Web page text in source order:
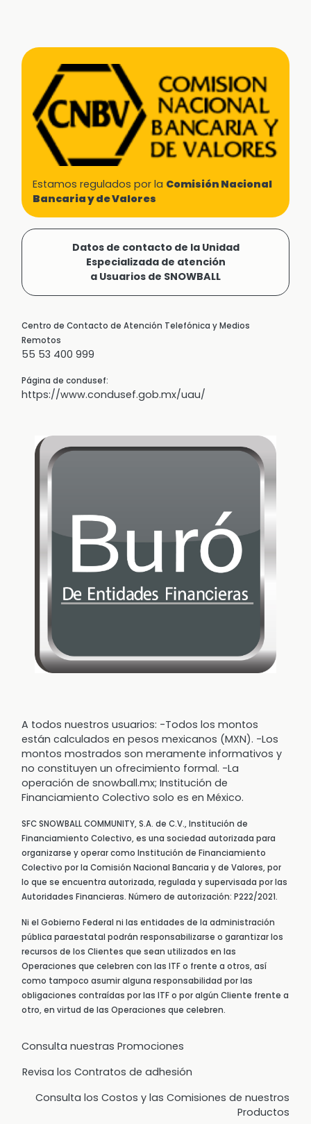
Estamos regulados por la Comisión Nacional
Bancaria y de Valores
Datos de contacto de la Unidad
Especializada de atención
a Usuarios de SNOWBALL
Centro de Contacto de Atención Telefónica y Medios
Remotos
55 53 400 999
Página de condusef:
https://www.condusef.gob.mx/uau/
A todos nuestros usuarios: -Todos los montos
están calculados en pesos mexicanos (MXN). -Los
montos mostrados son meramente informativos y
no constituyen un ofrecimiento formal. -La
operación de snowball.mx; Institución de
Financiamiento Colectivo solo es en México.
SFC SNOWBALL COMMUNITY, S.A. de C.V., Institución de
Financiamiento Colectivo, es una sociedad autorizada para
organizarse y operar como Institución de Financiamiento
Colectivo por la Comisión Nacional Bancaria y de Valores, por
lo que se encuentra autorizada, regulada y supervisada por las
Autoridades Financieras. Número de autorización: P222/2021.
Ni el Gobierno Federal ni las entidades de la administración
pública paraestatal podrán responsabilizarse o garantizar los
recursos de los Clientes que sean utilizados en las
Operaciones que celebren con las ITF o frente a otros, así
como tampoco asumir alguna responsabilidad por las
obligaciones contraídas por las ITF o por algún Cliente frente a
otro, en virtud de las Operaciones que celebren.
Consulta nuestras Promociones
Revisa los Contratos de adhesión
Consulta los Costos y las Comisiones de nuestros
Productos